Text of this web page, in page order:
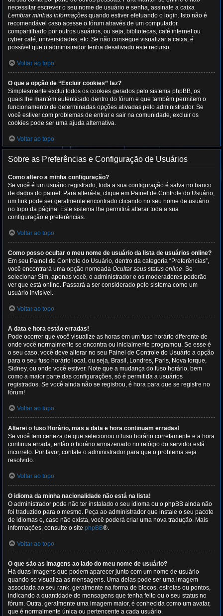
necessitar escrever o seu nome de usuário e senha, assinale a caixa
Lembrar minhas informações quando estiver efetuando o login. Isto não é
recomendável caso acesse o fórum através de um computador
compartilhado por outros usuários, ou seja, bibliotecas, café internet ou
cyber café, universidades, etc. Se não consegue visualizar a caixa, é
possível que o administrador tenha desativado este recurso.
Voltar ao topo
O que a opção de “Excluir cookies” faz?
Simplesmente exclui todos os cookies gerados pelo sistema phpBB, os
quais lhe mantém autenticado dentro do fórum e que também permitem o
funcionamento de determinadas opções ativadas pelo administrador. Se
você estiver com problemas de entrar e sair na comunidade, excluir os
cookies pode ser uma ajuda alternativa.
Voltar ao topo
Sobre as Preferências e Configuração de Usuários
Como altero a minha configuração?
Se você é um usuário registrado, toda a sua configuração é salva no banco
de dados do painel. Para alterá-la, clique em Painel de Controle do Usuário;
um link pode ser geralmente encontrado clicando no seu nome de usuário
no topo da página. Este sistema lhe permitirá alterar toda a sua
configuração e preferências.
Voltar ao topo
Como posso ocultar o meu nome de usuário da lista de usuários online?
Em seu Painel de Controle do Usuário, dentro da categoria “Preferências”,
você encontrará uma opção nomeada Ocultar seus status online. Se
selecionar Sim, apenas você, o administrador e os moderadores poderão
ver que está online. Passará a ser considerado pelo sistema como um
usuário invisível.
Voltar ao topo
A data e hora estão erradas!
Pode ocorrer que você visualize as horas em um fuso horário diferente de
onde você normalmente se encontra ou inicialmente programou. Se esse é
o seu caso, você deve alterar no seu Painel de Controle do Usuário a opção
para o seu fuso horário local, ou seja, Brasil, Londres, Paris, Nova Iorque,
Sidney, ou onde você estiver. Note que a mudança do fuso horário, bem
como a maior parte das configurações, só é permitida a usuários
registrados. Se você ainda não se registrou, é hora para que se registre no
fórum!
Voltar ao topo
Alterei o fuso Horário, mas a data e hora continuam erradas!
Se você tem certeza de que selecionou o fuso horário corretamente e a hora
continua errada, então o horário armazenado no relógio do servidor está
incorreto. Por favor, contate o administrador para que o problema seja
resolvido.
Voltar ao topo
O idioma da minha nacionalidade não está na lista!
O administrador pode não ter instalado o seu idioma ou o phpBB ainda não
foi traduzido para o mesmo. Peça ao administrador que instale o seu pacote
de idiomas e, caso não exista, você poderá criar uma nova tradução. Mais
informações, consulte o site phpBB®.
Voltar ao topo
O que são as imagens ao lado do meu nome de usuário?
Há duas imagens que podem aparecer junto com um nome de usuário
quando se visualiza as mensagens. Uma delas pode ser uma imagem
associada ao seu rank, geralmente na forma de blocos, estrelas ou pontos,
indicando a quantidade de mensagens que tenha feito ou o seu status no
fórum. Outra, geralmente uma imagem maior, é conhecida como um avatar,
que é normalmente única ou pertencente a cada usuário.